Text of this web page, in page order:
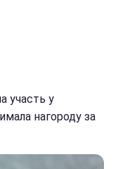
участь у
нагороду за